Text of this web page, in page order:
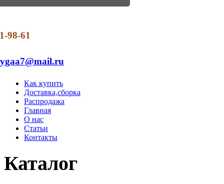
98-61
Как купить
Доставка,сборка
Распродажа
Главная
О нас
Статьи
Контакты
Каталог